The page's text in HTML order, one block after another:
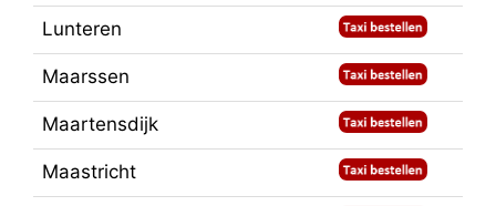
Lunteren
Maarssen
Maartensdijk
Maastricht